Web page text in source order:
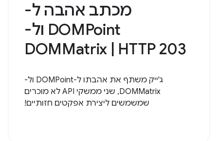
מכתב אהבה ל-
DOMPoint ול-
DOMMatrix | HTTP 203
ג'ייק משתף את אהבתו ל-DOMPoint ול-
DOMMatrix, שני ממשקי API לא מוכרים
שמשמשים ליצירת אפקטים חזותיים!